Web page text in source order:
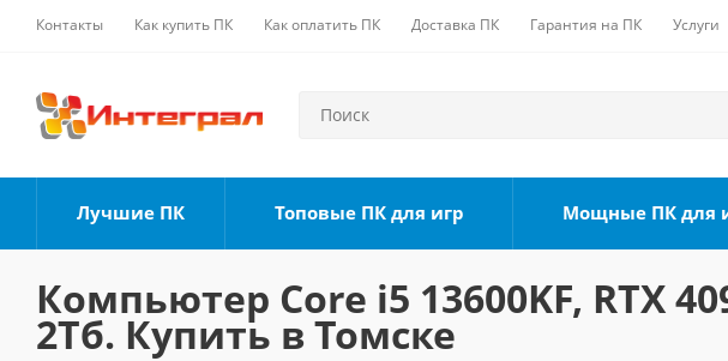
Контакты Как купить ПК Как оплатить ПК Доставка ПК Гарантия на ПК Услуги
Лучшие ПК Топовые ПК для игр Мощные ПК для
Компьютер Core i5 13600KF, RTX
2Тб. Купить в Томске